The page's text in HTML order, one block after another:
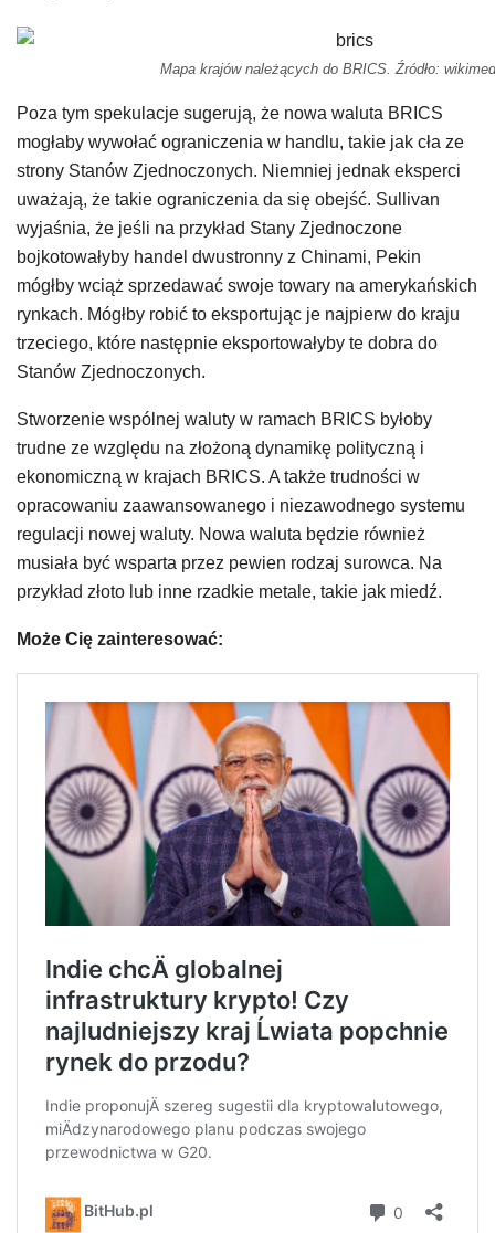
Mapa krajów należących do BRICS. Źródło:
Poza tym spekulacje sugerują, że nowa waluta BRICS
mogłaby wywołać ograniczenia w handlu, takie jak cła ze
strony Stanów Zjednoczonych. Niemniej jednak eksperci
uważają, że takie ograniczenia da się obejść. Sullivan
wyjaśnia, że jeśli na przykład Stany Zjednoczone
bojkotowałyby handel dwustronny z Chinami, Pekin
mógłby wciąż sprzedawać swoje towary na amerykańskich
rynkach. Mógłby robić to eksportując je najpierw do kraju
trzeciego, które następnie eksportowałyby te dobra do
Stanów Zjednoczonych.
Stworzenie wspólnej waluty w ramach BRICS byłoby
trudne ze względu na złożoną dynamikę polityczną i
ekonomiczną w krajach BRICS. A także trudności w
opracowaniu zaawansowanego i niezawodnego systemu
regulacji nowej waluty. Nowa waluta będzie również
musiała być wsparta przez pewien rodzaj surowca. Na
przykład złoto lub inne rzadkie metale, takie jak miedź.
Może Cię zainteresować: